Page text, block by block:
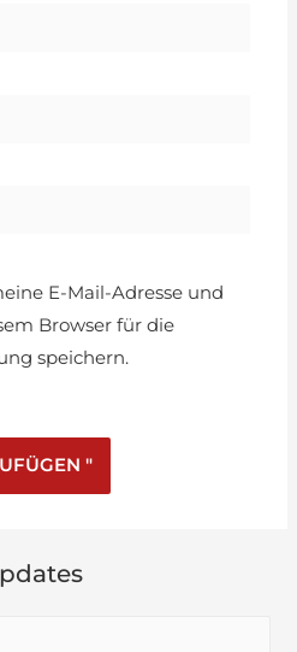
E-Mail-Adresse und
Browser für die
speichern.